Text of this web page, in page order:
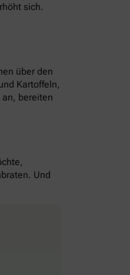
sich.
über den
Kartoffeln,
bereiten
Und